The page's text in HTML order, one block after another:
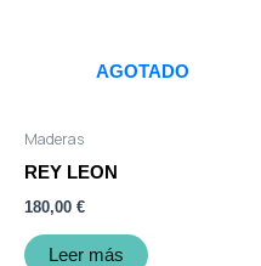
AGOTADO
Maderas
REY LEON
180,00 €
Leer más